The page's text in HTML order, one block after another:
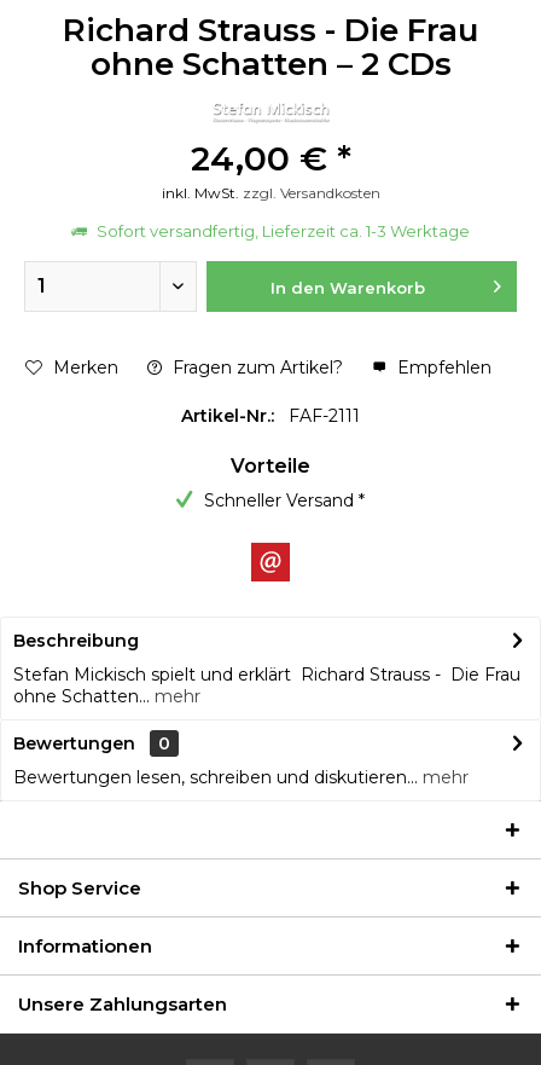
Richard Strauss - Die Frau
ohne Schatten – 2 CDs
24,00 € *
inkl. MwSt. zzgl. Versandkosten
Sofort versandfertig, Lieferzeit ca. 1-3 Werktage
In den Warenkorb
Merken Fragen zum Artikel? Empfehlen
Artikel-Nr.: FAF-2111
Vorteile
Schneller Versand *
Beschreibung
Stefan Mickisch spielt und erklärt Richard Strauss - Die Frau
ohne Schatten... mehr
Bewertungen
0
Bewertungen lesen, schreiben und diskutieren... mehr
Shop Service
Informationen
Unsere Zahlungsarten